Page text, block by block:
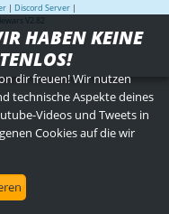
| Discord Server |
V2.82
HABEN KEINE
dir freuen! Wir nutzen
technische Aspekte deines
Videos und Tweets in
Cookies auf die wir